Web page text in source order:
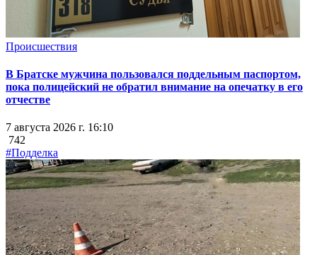
Происшествия
В Братске мужчина пользовался поддельным паспортом,
пока полицейский не обратил внимание на опечатку в его
отчестве
7 августа 2026 г. 16:10
742
#Подделка